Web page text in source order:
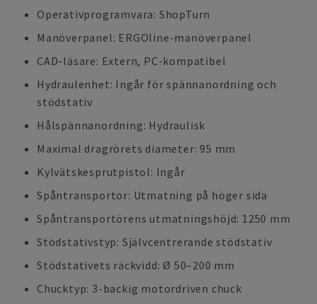
Operativprogramvara: ShopTurn
Manöverpanel: ERGOline-manöverpanel
CAD-läsare: Extern, PC-kompatibel
Hydraulenhet: Ingår för spännanordning och
stödstativ
Hålspännanordning: Hydraulisk
Maximal dragrörets diameter: 95 mm
Kylvätskesprutpistol: Ingår
Spåntransportör: Utmatning på höger sida
Spåntransportörens utmatningshöjd: 1250 mm
Stödstativstyp: Självcentrerande stödstativ
Stödstativets räckvidd: Ø 50–200 mm
Chucktyp: 3-backig motordriven chuck